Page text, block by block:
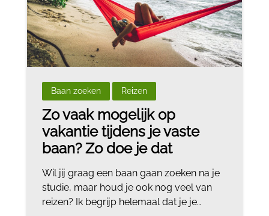
Baan zoeken Reizen
Zo vaak mogelijk op
vakantie tijdens je vaste
baan? Zo doe je dat
Wil jij graag een baan gaan zoeken na je
studie, maar houd je ook nog veel van
reizen? Ik begrijp helemaal dat je je